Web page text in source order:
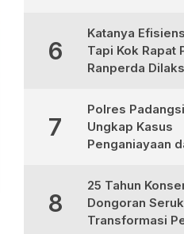
Pembunuhan,
Berhasil di
6
Katanya
Tapi Kok Rapat
Ranperda
7
Polres
Ungkap Kasus
Penganiayaan
Diamankan
8
25 Tahun
Dongoran
Transformasi